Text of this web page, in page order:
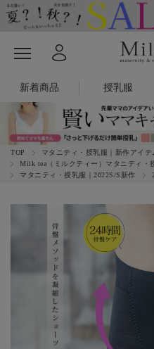
新着商品 授乳服
TOP
マタニティ・授乳服｜新作アイテ
Milk tea（ミルクティー）マタニティ・
マタニティ・授乳服｜2022S/S新作